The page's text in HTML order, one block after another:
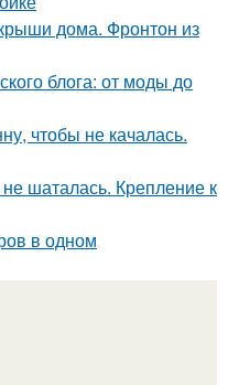
дома. Фронтон из
блога: от моды до
чтобы не качалась.
шаталась. Крепление к
в одном